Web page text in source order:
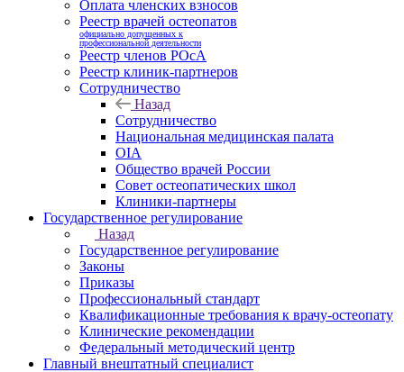
Оплата членских взносов
Реестр врачей остеопатов
официально допущенных к
профессиональной деятельности
Реестр членов РОсА
Реестр клиник-партнеров
Сотрудничество
Назад
Сотрудничество
Национальная медицинская палата
OIA
Общество врачей России
Совет остеопатических школ
Клиники-партнеры
Государственное регулирование
Назад
Государственное регулирование
Законы
Приказы
Профессиональный стандарт
Квалификационные требования к врачу-остеопату
Клинические рекомендации
Федеральный методический центр
Главный внештатный специалист